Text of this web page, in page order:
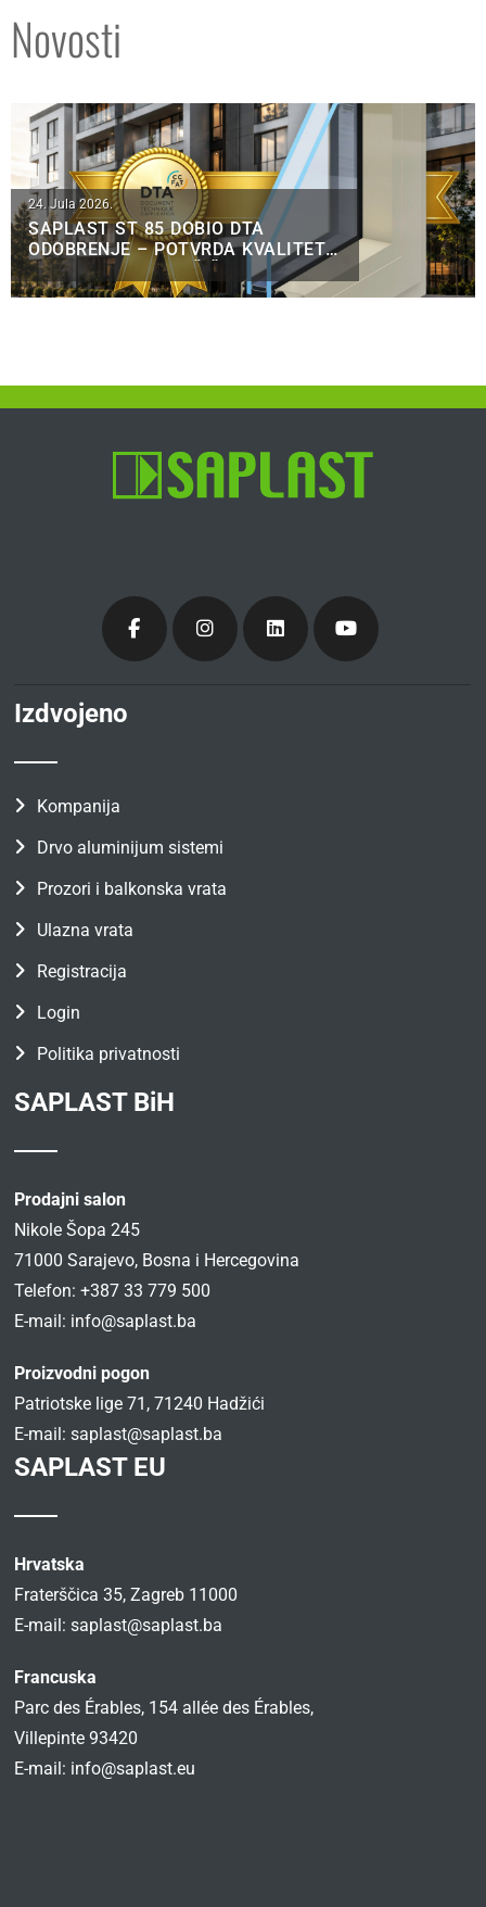
Novosti
24. Jula 2026.
SAPLAST ST 85 DOBIO DTA
ODOBRENJE – POTVRDA KVALITETA
ZA FRANCUSKO TRŽIŠTE
Izdvojeno
Kompanija
Drvo aluminijum sistemi
Prozori i balkonska vrata
Ulazna vrata
Registracija
Login
Politika privatnosti
SAPLAST BiH
Prodajni salon
Nikole Šopa 245
71000 Sarajevo, Bosna i Hercegovina
Telefon: +387 33 779 500
E-mail: info@saplast.ba
Proizvodni pogon
Patriotske lige 71, 71240 Hadžići
E-mail:saplast@saplast.ba
SAPLAST EU
Hrvatska
Fraterščica 35, Zagreb 11000
E-mail:saplast@saplast.ba
Francuska
Parc des Érables, 154 allée des Érables,
Villepinte 93420
E-mail: info@saplast.eu